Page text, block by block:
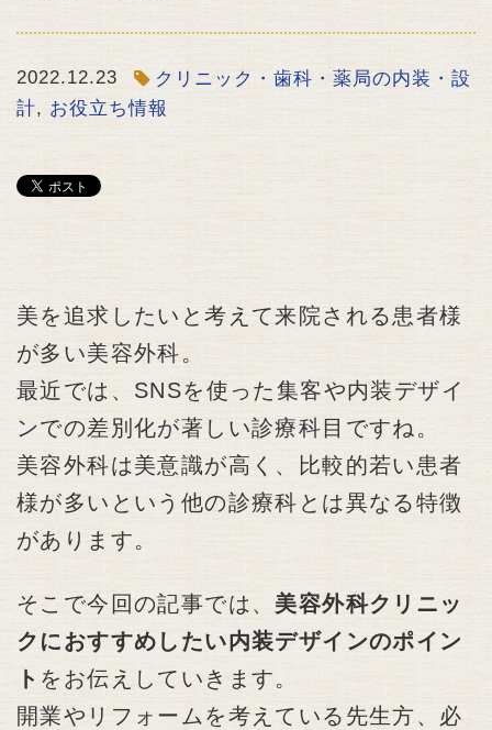
2022.12.23
クリニック・歯科・薬局の内装・設
計, お役立ち情報
美を追求したいと考えて来院される患者様
が多い美容外科。
最近では、SNSを使った集客や内装デザイ
ンでの差別化が著しい診療科目ですね。
美容外科は美意識が高く、比較的若い患者
様が多いという他の診療科とは異なる特徴
があります。
そこで今回の記事では、 美容外科クリニッ
クにおすすめしたい内装デザインのポイン
ト をお伝えしていきます。
開業やリフォームを考えている先生方、必